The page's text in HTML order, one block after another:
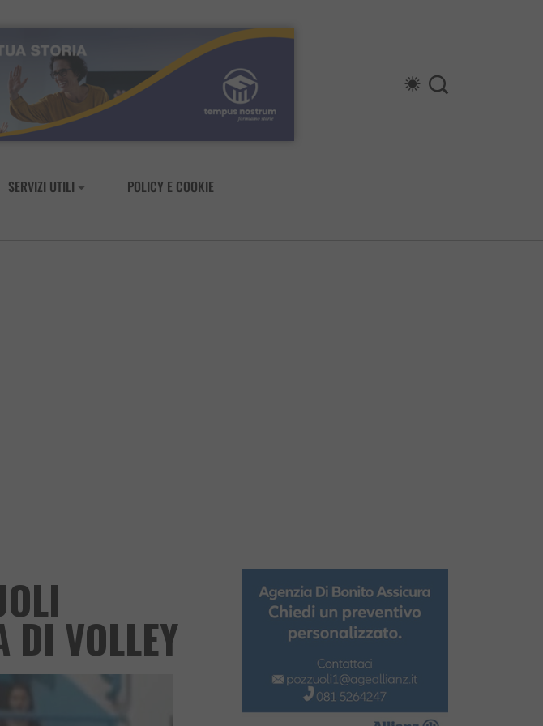
SERVIZI UTILI
POLICY E COOKIE
DI VOLLEY